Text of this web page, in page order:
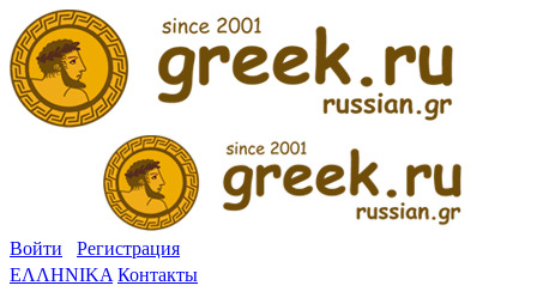
Войти
Регистрация
ΕΛΛΗΝΙΚΑ Контакты